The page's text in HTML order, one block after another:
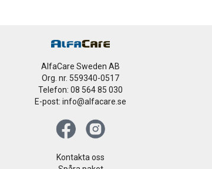
AlfaCare Sweden AB
Org. nr. 559340-0517
Telefon: 08 564 85 030
E-post: info@alfacare.se
Kontakta oss